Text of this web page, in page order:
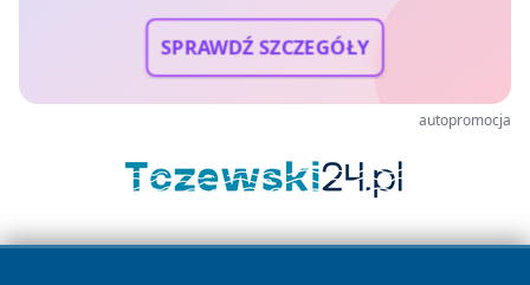
SPRAWDŹ SZCZEGÓŁY
autopromocja